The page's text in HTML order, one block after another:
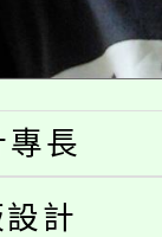
專長
計